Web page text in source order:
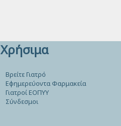
Χρήσιμα
Βρείτε Γιατρό
Εφημερεύοντα Φαρμακεία
Γιατροί ΕΟΠΥΥ
Σύνδεσμοι